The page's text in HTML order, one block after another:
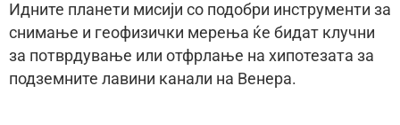
Идните планети мисији со подобри инструменти за
снимање и геофизички мерења ќе бидат клучни
за потврдување или отфрлање на хипотезата за
подземните лавини канали на Венера.